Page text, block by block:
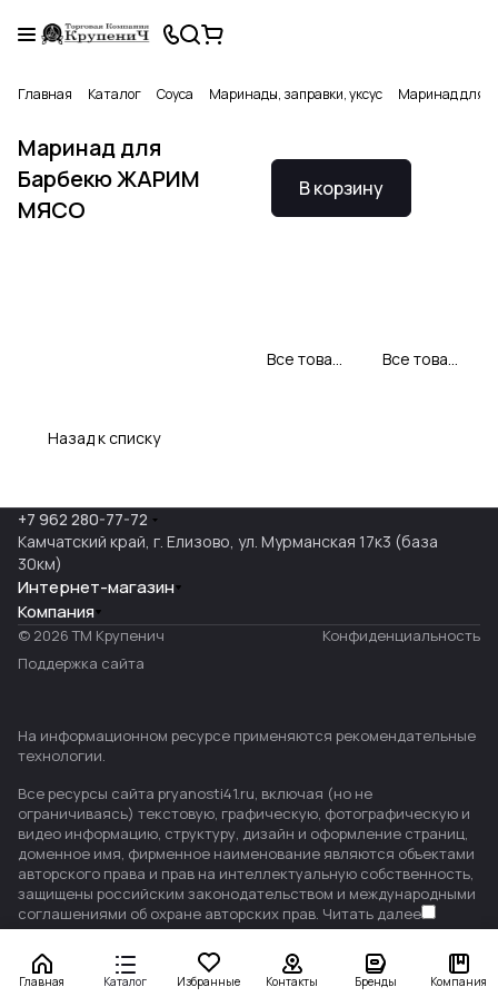
Главная Каталог Соуса Маринады, заправки, уксус Маринад для
Маринад для
Барбекю ЖАРИМ
МЯСО
В корзину
Все товары Костровок Все товары категории
Назад к списку
Главная Каталог Избранные Контакты Бренды Компания
+7 962 280-77-72
Камчатский край, г. Елизово, ул. Мурманская 17к3 (база
30км)
Интернет-магазин
Компания
© 2026 ТМ Крупенич
Конфиденциальность
Поддержка сайта
На информационном ресурсе применяются рекомендательные
технологии.
Все ресурсы сайта pryanosti41.ru, включая (но не
ограничиваясь) текстовую, графическую, фотографическую и
видео информацию, структуру, дизайн и оформление страниц,
доменное имя, фирменное наименование являются объектами
авторского права и прав на интеллектуальную собственность,
защищены российским законодательством и международными
соглашениями об охране авторских прав. Читать далее